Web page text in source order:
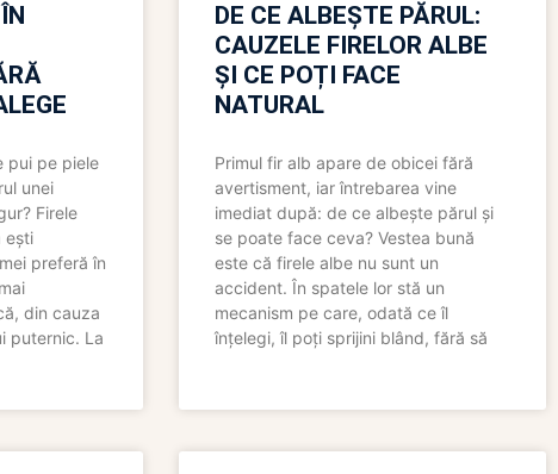
pui pe piele
unei
Firele
ești
preferă în
din cauza
puternic. La
DE CE ALBEȘTE PĂRUL:
CAUZELE FIRELOR ALBE
ȘI CE POȚI FACE
NATURAL
Primul fir alb apare de obicei fără
avertisment, iar întrebarea vine
imediat după: de ce albește părul și
se poate face ceva? Vestea bună
este că firele albe nu sunt un
accident. În spatele lor stă un
mecanism pe care, odată ce îl
înțelegi, îl poți sprijini blând, fără să